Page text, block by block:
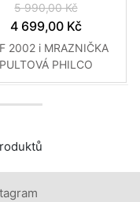
5 990,00 Kč
4 699,00 Kč
2002 i MRAZNIČKA
PULTOVÁ PHILCO